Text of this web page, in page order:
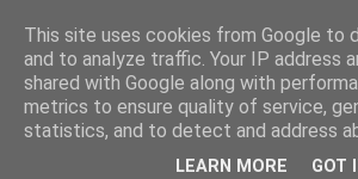
Rautakanki
This site uses cookies from Google to
and to analyze traffic. Your IP address
shared with Google along with
metrics to ensure quality of service,
statistics, and to detect and address
LEARN MORE GOT